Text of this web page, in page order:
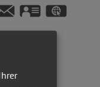
vCard
49°6'21.92''N